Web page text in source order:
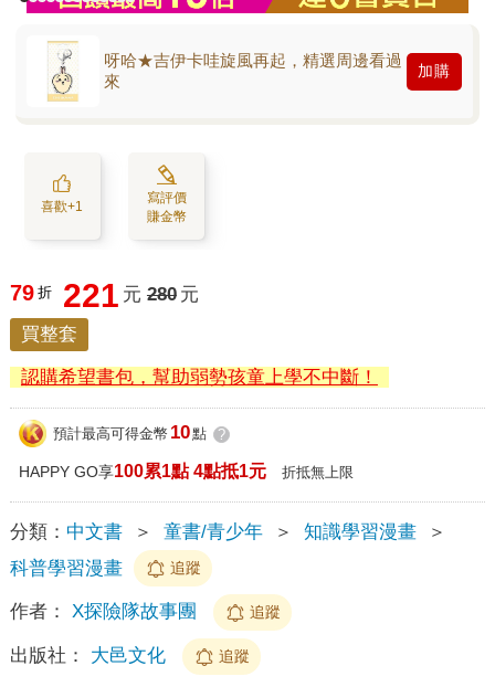
呀哈★吉伊卡哇旋風再起，精選周邊看過
來
加購
喜歡+1
寫評價
賺金幣
79 折 221 元 280 元
買整套
認購希望書包，幫助弱勢孩童上學不中斷！
預計最高可得金幣 10點 ?
HAPPY GO享100累1點 4點抵1元 折抵無上限
分類： 中文書 ＞ 童書/青少年 ＞ 知識學習漫畫
＞
科普學習漫畫
追蹤
作者： X探險隊故事團 追蹤
出版社： 大邑文化 追蹤